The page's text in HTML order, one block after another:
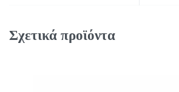
Σχετικά προϊόντα